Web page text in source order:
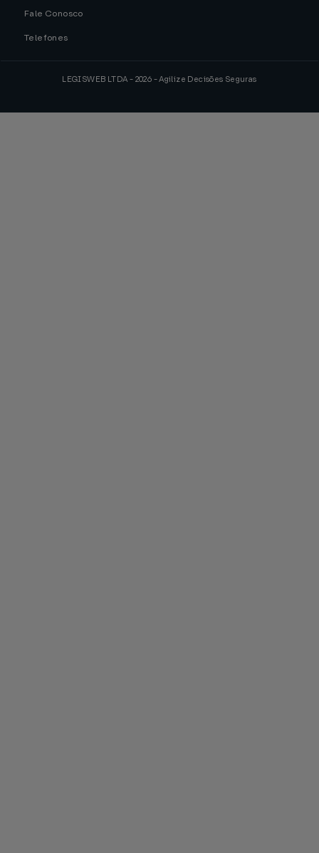
Fale Conosco
Telefones
LEGISWEB LTDA - 2026 - Agilize Decisões Seguras